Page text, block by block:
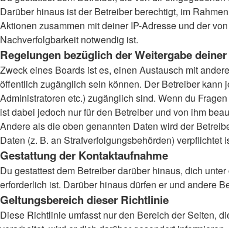
Darüber hinaus ist der Betreiber berechtigt, im
Aktionen zusammen mit deiner IP-Adresse und der
Nachverfolgbarkeit notwendig ist.
Regelungen bezüglich der Weitergabe
Zweck eines Boards ist es, einen Austausch mit
öffentlich zugänglich sein können. Der Betreiber kann
Administratoren etc.) zugänglich sind. Wenn du
ist dabei jedoch nur für den Betreiber und von ihm
Andere als die oben genannten Daten wird der
Daten (z. B. an Strafverfolgungsbehörden)
Gestattung der Kontaktaufnahme
Du gestattest dem Betreiber darüber hinaus, dich
erforderlich ist. Darüber hinaus dürfen er und andere
Geltungsbereich dieser Richtlinie
Diese Richtlinie umfasst nur den Bereich der Seiten,